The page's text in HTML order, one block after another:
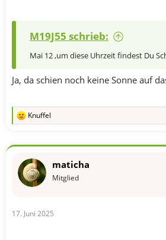
M19J55 schrieb:
Mai 12 ,um diese Uhrzeit findest Du
Ja, da schien noch keine Sonne auf
R
k
o
:
Knuffel
maticha
Mitglied
17. Juni 2025